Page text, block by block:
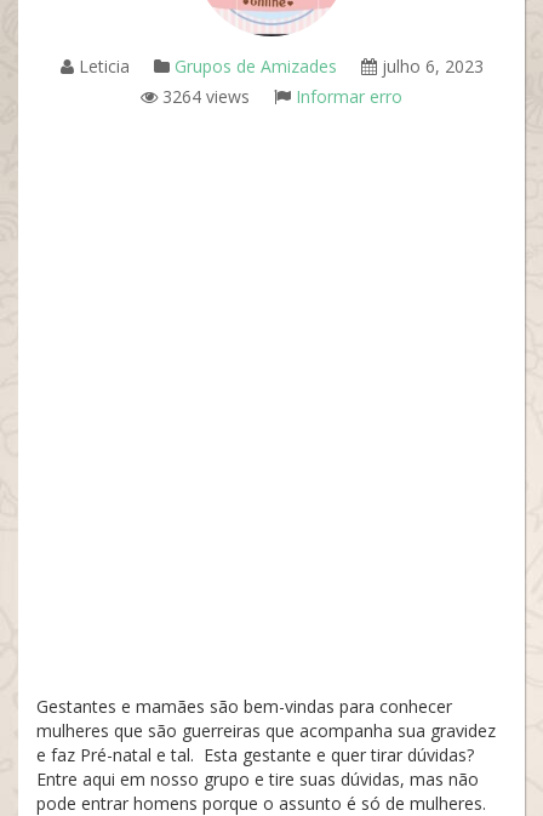
Leticia Grupos de Amizades
julho 6, 2023
3264 views
Informar erro
Gestantes e mamães são bem-vindas para conhecer
mulheres que são guerreiras que acompanha sua gravidez
e faz Pré-natal e tal. Esta gestante e quer tirar dúvidas?
Entre aqui em nosso grupo e tire suas dúvidas, mas não
pode entrar homens porque o assunto é só de mulheres.